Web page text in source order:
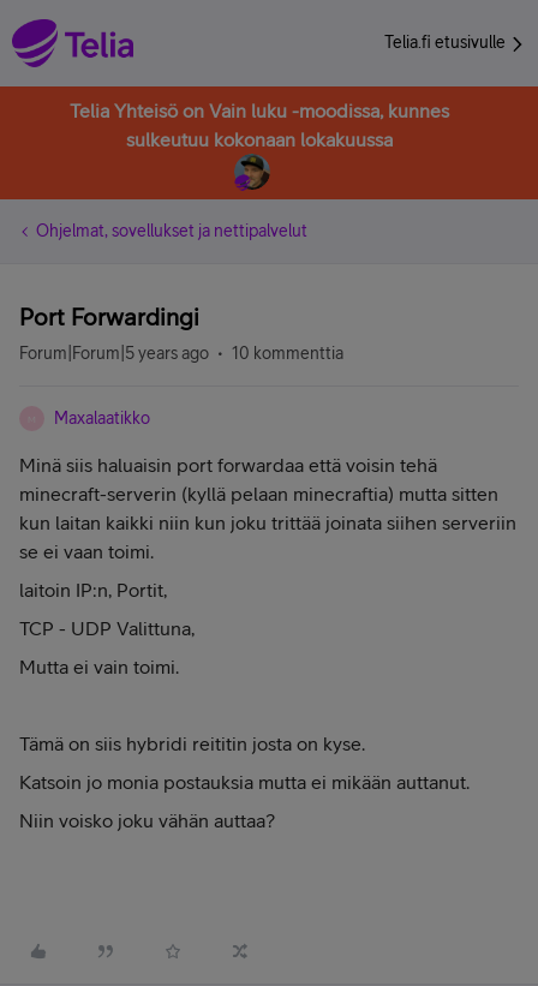
Telia.fi etusivulle
Telia Yhteisö on Vain luku -moodissa, kunnes
sulkeutuu kokonaan lokakuussa
Ohjelmat, sovellukset ja nettipalvelut
Port Forwardingi
Forum|Forum|5 years ago 10 kommenttia
Maxalaatikko
Minä siis haluaisin port forwardaa että voisin tehä
minecraft-serverin (kyllä pelaan minecraftia) mutta sitten
kun laitan kaikki niin kun joku trittää joinata siihen serveriin
se ei vaan toimi.
laitoin IP:n, Portit,
TCP - UDP Valittuna,
Mutta ei vain toimi.
Tämä on siis hybridi reititin josta on kyse.
Katsoin jo monia postauksia mutta ei mikään auttanut.
Niin voisko joku vähän auttaa?